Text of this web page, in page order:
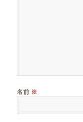
名前 ※